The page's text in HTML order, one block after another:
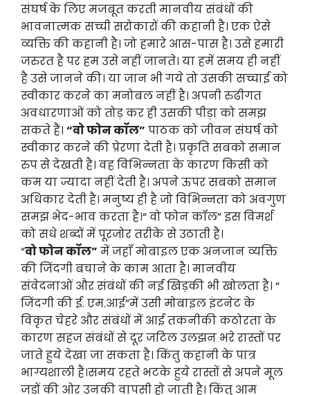
संघर्ष के लिए मजबूत करती मानवीय संबंधों की
भावनात्मक सच्ची सरोकारों की कहानी है। एक ऐसे
व्यक्ति की कहानी है। जो हमारे आस-पास है। उसे हमारी
जरुरत है पर हम उसे नहीं जानते। या हमें समय ही नहीं
है उसे जानने की। या जान भी गये तो उसकी सच्चाई को
स्वीकार करने का मनोबल नहीं है। अपनी रुढीगत
अवधारणाओं को तोड़ कर ही उसकी पीड़ा को समझ
सकते हैं। “वो फोन कॉल” पाठक को जीवन संघर्ष को
स्वीकार करने की प्रेरणा देती है। प्रकृति सबको समान
रुप से देखती है। वह विभिन्नता के कारण किसी को
कम या ज्यादा नहीं देती है। अपने ऊपर सबको समान
अधिकार देती है। मनुष्य ही है जो विभिन्नता को अवगुण
समझ भेद-भाव करता है।“ वो फोन कॉल” इस विमर्श
को सधे शब्दों में पूरजोर तरीके से उठाती है।
“वो फोन कॉल” में जहाँ मोबाइल एक अनजान व्यक्ति
की जिंदगी बचाने के काम आता है। मानवीय
संवेदनाओं और संबंधों की नई खिड़की भी खोलता है। “
जिंदगी की ई. एम.आई”में उसी मोबाइल इंटनेट के
विकृत चेहरे और संबंधों में आई तकनीकी कठोरता के
कारण सहज संबंधों से दूर जटिल उलझन भरे रास्तों पर
जाते हुये देखा जा सकता है। किंतु कहानी के पात्र
भाग्यशाली हैं।समय रहते भटके हुये रास्तों से अपने मूल
जड़ों की ओर उनकी वापसी हो जाती है। किंतु आम